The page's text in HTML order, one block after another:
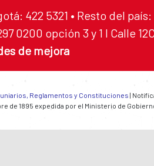
422 5321 • Resto del país:
0200 opción 3 y 1 I Calle
de mejora
Reglamentos y Constituciones |
de 1895 expedida por el Ministerio de